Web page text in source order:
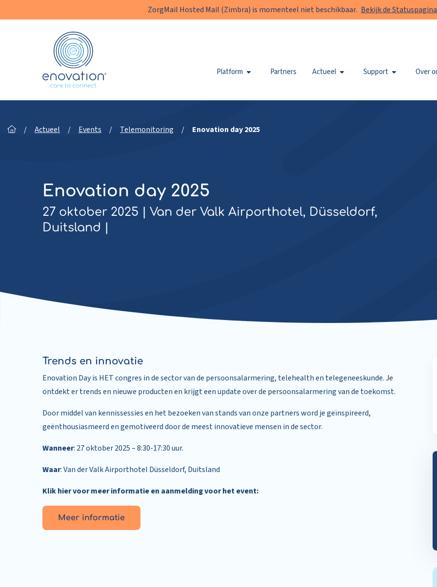
ZorgMail Hosted Mail (Zimbra) is momenteel niet beschikbaar. Bekijk de
Enovation
Platform Partners Actueel Support Over
/ Actueel / Events / Telemonitoring / Enovation day 2025
Enovation day 2025
27 oktober 2025 | Van der Valk Airporthotel, Düsseldorf,
Duitsland |
Trends en innovatie
Enovation Day is HET congres in de sector van de persoonsalarmering, telehealth en telegeneeskunde. Je
ontdekt er trends en nieuwe producten en krijgt een update over de persoonsalarmering van de toekomst.
Door middel van kennissessies en het bezoeken van stands van onze partners word je geïnspireerd,
geënthousiasmeerd en gemotiveerd door de meest innovatieve mensen in de sector.
Wanneer: 27 oktober 2025 – 8:30-17:30 uur.
Waar: Van der Valk Airporthotel Düsseldorf, Duitsland
Klik hier voor meer informatie en aanmelding voor het event:
Meer informatie